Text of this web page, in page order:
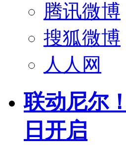
腾讯微博
搜狐微博
人人网
联动尼尔
日开启